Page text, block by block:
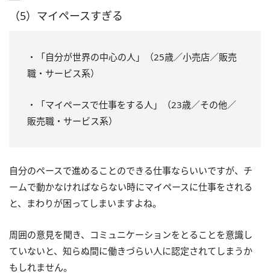
（5）マイペースすぎる
・「自分が世界の中心の人」（25歳／小売店／販売
職・サービス系）
・「マイペースで仕事をする人」（23歳／その他／
販売職・サービス系）
自分のペースで進めることのできる仕事ならいいですが、チ
ームで動かなければならない時にマイペースに仕事をされる
と、まわりが困ってしまいますよね。
周囲の意見を聞き、コミュニケーションをとることを意識し
ていないと、知らぬ間に働きづらい人に認定されてしまうか
もしれません。